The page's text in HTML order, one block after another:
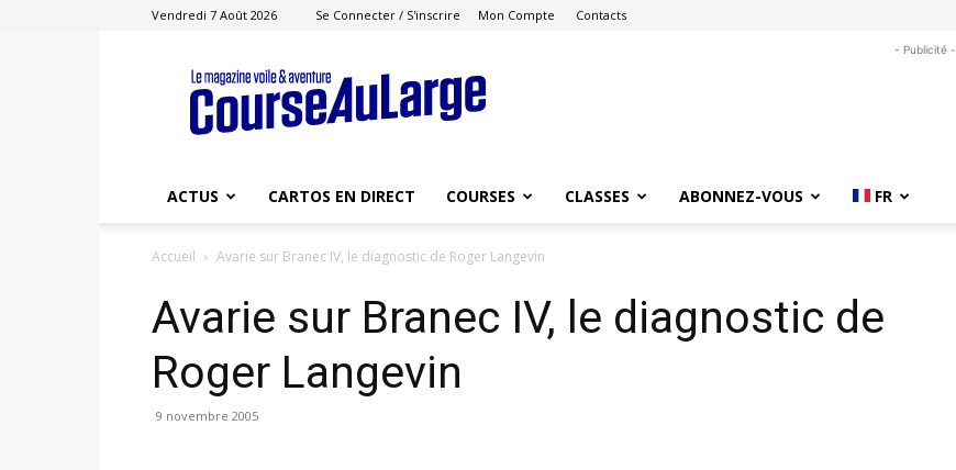
Vendredi 7 Août 2026 Se Connecter / S'inscrire Mon Compte Contacts
Course
au
Large
- Publicité -
ACTUS CARTOS EN DIRECT COURSES CLASSES ABONNEZ-VOUS FR
Accueil Avarie sur Branec IV, le diagnostic de Roger Langevin
Avarie sur Branec IV, le diagnostic de
Roger Langevin
9 novembre 2005